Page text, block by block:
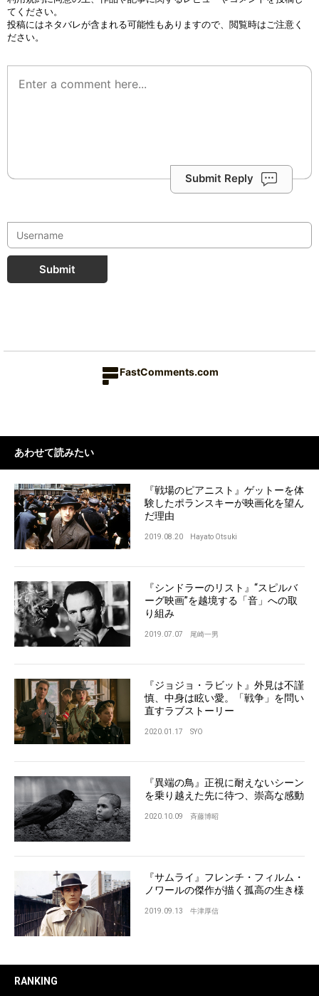
てください。
投稿にはネタバレが含まれる可能性もありますので、閲覧時はご注意く
ださい。
Submit Reply
Submit
FastComments.com
あわせて読みたい
『戦場のピアニスト』ゲットーを体
験したポランスキーが映画化を望ん
だ理由
2019.08.20 Hayato Otsuki
『シンドラーのリスト』“スピルバ
ーグ映画”を越境する「音」への取
り組み
2019.07.07 尾崎一男
『ジョジョ・ラビット』外見は不謹
慎、中身は眩い愛。「戦争」を問い
直すラブストーリー
2020.01.17 SYO
『異端の鳥』正視に耐えないシーン
を乗り越えた先に待つ、崇高な感動
2020.10.09 斉藤博昭
『サムライ』フレンチ・フィルム・
ノワールの傑作が描く孤高の生き様
2019.09.13 牛津厚信
RANKING